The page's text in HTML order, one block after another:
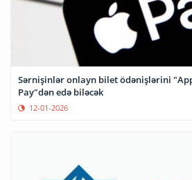
Sərnişinlər onlayn bilet ödənişlərini "Apple Pay" və "Google
Pay"dən edə biləcək
12-01-2026